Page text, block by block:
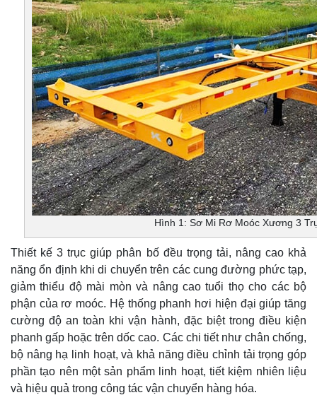
Hình 1: Sơ Mi Rơ Moóc Xương 3
Thiết kế 3 trục giúp phân bố đều trọng tải, nâng cao khả
năng ổn định khi di chuyển trên các cung đường phức tạp,
giảm thiểu độ mài mòn và nâng cao tuổi thọ cho các bộ
phận của rơ moóc. Hệ thống phanh hơi hiện đại giúp tăng
cường độ an toàn khi vận hành, đặc biệt trong điều kiện
phanh gấp hoặc trên dốc cao. Các chi tiết như chân chống,
bộ nâng hạ linh hoạt, và khả năng điều chỉnh tải trọng góp
phần tạo nên một sản phẩm linh hoạt, tiết kiệm nhiên liệu
và hiệu quả trong công tác vận chuyển hàng hóa.